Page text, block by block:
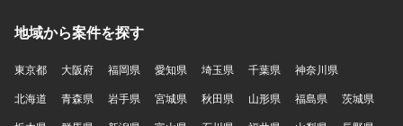
地域から案件を探す
東京都 大阪府 福岡県 愛知県 埼玉県 千葉県
神奈川県
北海道
青森県 岩手県 宮城県 秋田県 山形県 福島県
茨城県